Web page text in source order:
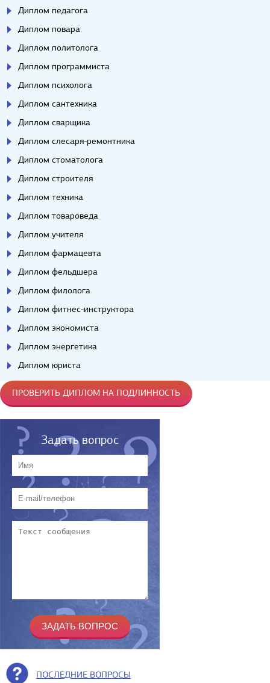
Диплом педагога
Диплом повара
Диплом политолога
Диплом программиста
Диплом психолога
Диплом сантехника
Диплом сварщика
Диплом слесаря-ремонтника
Диплом стоматолога
Диплом строителя
Диплом техника
Диплом товароведа
Диплом учителя
Диплом фармацевта
Диплом фельдшера
Диплом филолога
Диплом фитнес-инструктора
Диплом экономиста
Диплом энергетика
Диплом юриста
ПРОВЕРИТЬ ДИПЛОМ НА ПОДЛИННОСТЬ
Задать вопрос
ПОСЛЕДНИЕ ВОПРОСЫ